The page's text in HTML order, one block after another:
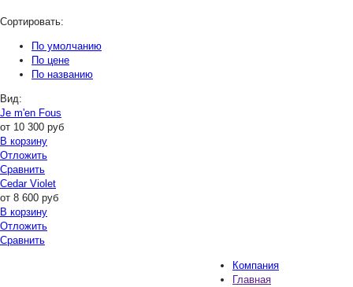
Сортировать:
По умолчанию
По цене
По названию
Вид:
Je m'en Fous
от 10 300 руб
В корзину
Отложить
Сравнить
Cedar Violet
от 8 600 руб
В корзину
Отложить
Сравнить
Компания
Главная